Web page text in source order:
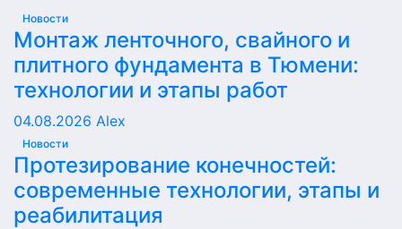
Новости
Монтаж ленточного, свайного и
плитного фундамента в Тюмени:
технологии и этапы работ
04.08.2026 Alex
Новости
Протезирование конечностей:
современные технологии, этапы и
реабилитация